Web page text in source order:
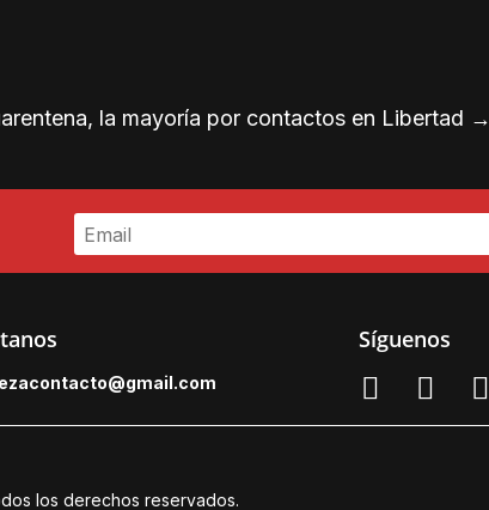
la mayoría por contactos en Libertad →
com
Síguenos
los derechos reservados.